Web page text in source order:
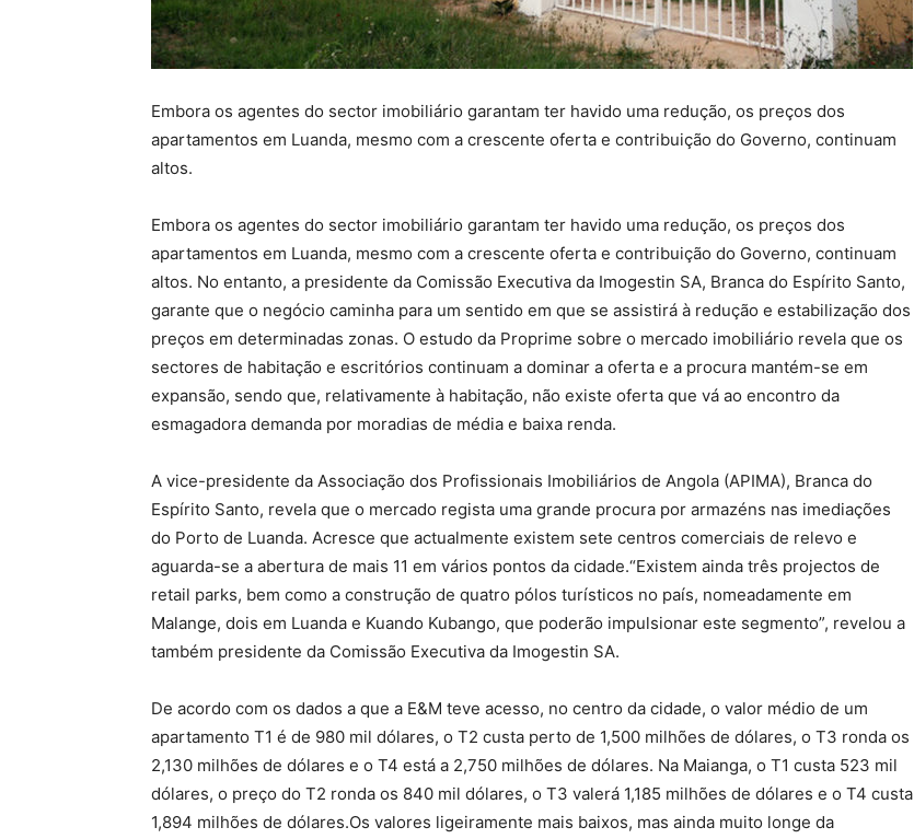
Embora os agentes do sector imobiliário garantam ter havido uma redução, os preços dos
apartamentos em Luanda, mesmo com a crescente oferta e contribuição do Governo, continuam
altos.
Embora os agentes do sector imobiliário garantam ter havido uma redução, os preços dos
apartamentos em Luanda, mesmo com a crescente oferta e contribuição do Governo, continuam
altos. No entanto, a presidente da Comissão Executiva da Imogestin SA, Branca do Espírito Santo,
garante que o negócio caminha para um sentido em que se assistirá à redução e estabilização dos
preços em determinadas zonas. O estudo da Proprime sobre o mercado imobiliário revela que os
sectores de habitação e escritórios continuam a dominar a oferta e a procura mantém-se em
expansão, sendo que, relativamente à habitação, não existe oferta que vá ao encontro da
esmagadora demanda por moradias de média e baixa renda.
A vice-presidente da Associação dos Profissionais Imobiliários de Angola (APIMA), Branca do
Espírito Santo, revela que o mercado regista uma grande procura por armazéns nas imediações
do Porto de Luanda. Acresce que actualmente existem sete centros comerciais de relevo e
aguarda-se a abertura de mais 11 em vários pontos da cidade.“Existem ainda três projectos de
retail parks, bem como a construção de quatro pólos turísticos no país, nomeadamente em
Malange, dois em Luanda e Kuando Kubango, que poderão impulsionar este segmento”, revelou a
também presidente da Comissão Executiva da Imogestin SA.
De acordo com os dados a que a E&M teve acesso, no centro da cidade, o valor médio de um
apartamento T1 é de 980 mil dólares, o T2 custa perto de 1,500 milhões de dólares, o T3 ronda os
2,130 milhões de dólares e o T4 está a 2,750 milhões de dólares. Na Maianga, o T1 custa 523 mil
dólares, o preço do T2 ronda os 840 mil dólares, o T3 valerá 1,185 milhões de dólares e o T4 custa
1,894 milhões de dólares.Os valores ligeiramente mais baixos, mas ainda muito longe da